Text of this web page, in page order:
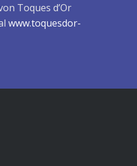
Toques d’Or
www.toquesdor-